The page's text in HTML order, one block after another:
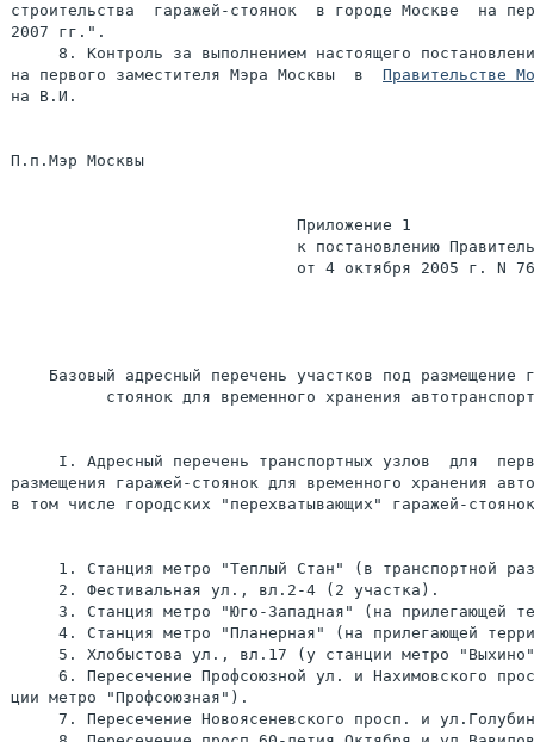
строительства  гаражей-стоянок  в городе Москве  на
2007 гг.".
8. Контроль за выполнением настоящего
на первого заместителя Мэра Москвы  в Правительстве